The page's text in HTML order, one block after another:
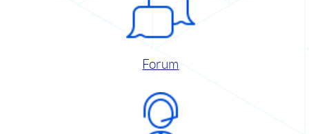
Forum